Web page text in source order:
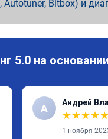
Autotuner, Bitbox) и
5.0 на
А Андрей
★★★★★
1 ноября